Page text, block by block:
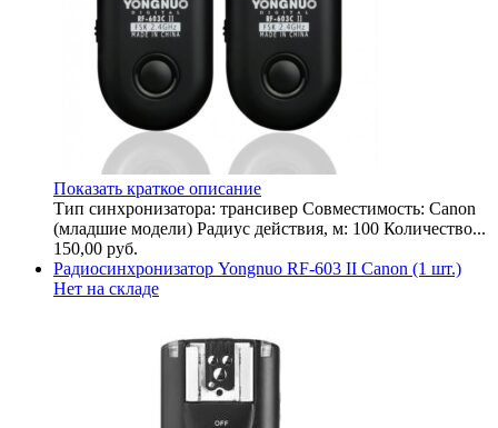
Показать краткое описание
Тип синхронизатора: трансивер Совместимость: Canon
(младшие модели) Радиус действия, м: 100 Количество...
150,00 руб.
Радиосинхронизатор Yongnuo RF-603 II Canon (1 шт.)
Нет на складе